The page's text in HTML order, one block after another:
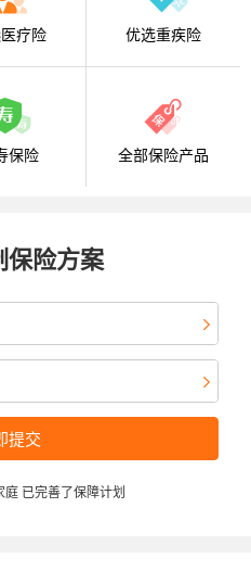
疗险 优选重疾险
保险 全部保险产品
保险方案
提交
庭 已完善了保障计划